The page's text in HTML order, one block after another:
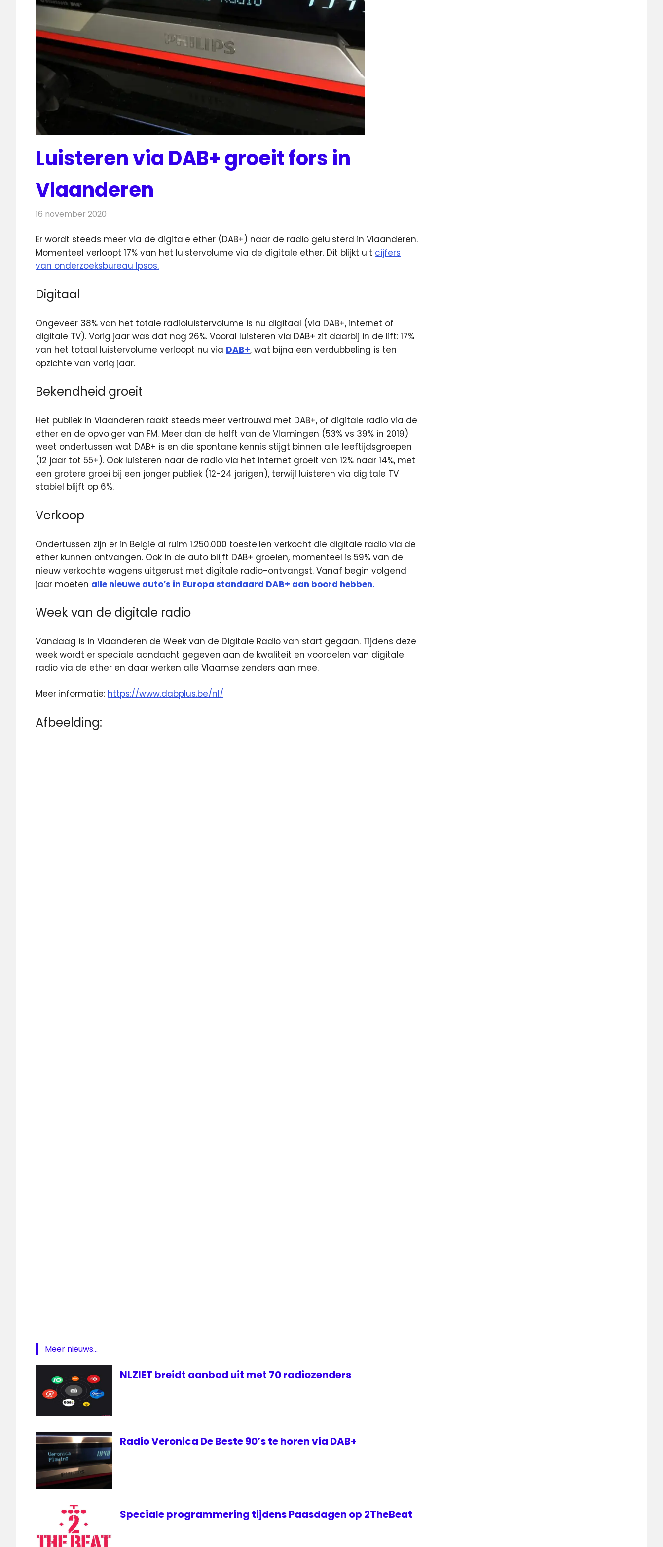
Luisteren via DAB+ groeit fors in
Vlaanderen
16 november 2020
Er wordt steeds meer via de digitale ether (DAB+) naar de radio geluisterd in Vlaanderen.
Momenteel verloopt 17% van het luistervolume via de digitale ether. Dit blijkt uit cijfers
van onderzoeksbureau Ipsos.
Digitaal
Ongeveer 38% van het totale radioluistervolume is nu digitaal (via DAB+, internet of
digitale TV). Vorig jaar was dat nog 26%. Vooral luisteren via DAB+ zit daarbij in de lift: 17%
van het totaal luistervolume verloopt nu via DAB+, wat bijna een verdubbeling is ten
opzichte van vorig jaar.
Bekendheid groeit
Het publiek in Vlaanderen raakt steeds meer vertrouwd met DAB+, of digitale radio via de
ether en de opvolger van FM. Meer dan de helft van de Vlamingen (53% vs 39% in 2019)
weet ondertussen wat DAB+ is en die spontane kennis stijgt binnen alle leeftijdsgroepen
(12 jaar tot 55+). Ook luisteren naar de radio via het internet groeit van 12% naar 14%, met
een grotere groei bij een jonger publiek (12-24 jarigen), terwijl luisteren via digitale TV
stabiel blijft op 6%.
Verkoop
Ondertussen zijn er in België al ruim 1.250.000 toestellen verkocht die digitale radio via de
ether kunnen ontvangen. Ook in de auto blijft DAB+ groeien, momenteel is 59% van de
nieuw verkochte wagens uitgerust met digitale radio-ontvangst. Vanaf begin volgend
jaar moeten alle nieuwe auto’s in Europa standaard DAB+ aan boord hebben.
Week van de digitale radio
Vandaag is in Vlaanderen de Week van de Digitale Radio van start gegaan. Tijdens deze
week wordt er speciale aandacht gegeven aan de kwaliteit en voordelen van digitale
radio via de ether en daar werken alle Vlaamse zenders aan mee.
Meer informatie: https://www.dabplus.be/nl/
Afbeelding:
Vlaanderen
Meer nieuws...
NLZIET breidt aanbod uit met 70 radiozenders
Radio Veronica De Beste 90’s te horen via DAB+
Speciale programmering tijdens Paasdagen op 2TheBeat